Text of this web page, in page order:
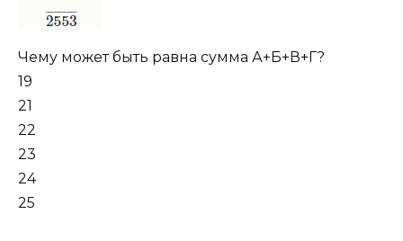
Чему может быть равна сумма А+Б+В+Г?
19
21
22
23
24
25